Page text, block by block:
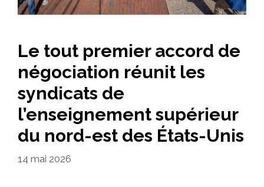
Le tout premier accord de
négociation réunit les
syndicats de
l’enseignement supérieur
du nord-est des États-Unis
14 mai 2026